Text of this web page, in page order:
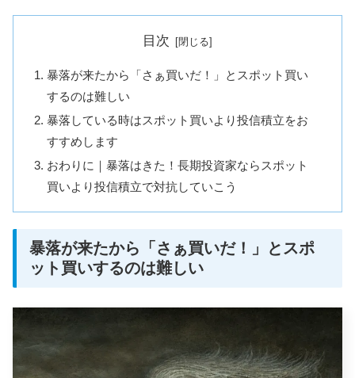
目次
暴落が来たから「さぁ買いだ！」とスポット買い
するのは難しい
暴落している時はスポット買いより投信積立をお
すすめします
おわりに｜暴落はきた！長期投資家ならスポット
買いより投信積立で対抗していこう
暴落が来たから「さぁ買いだ！」とスポ
ット買いするのは難しい